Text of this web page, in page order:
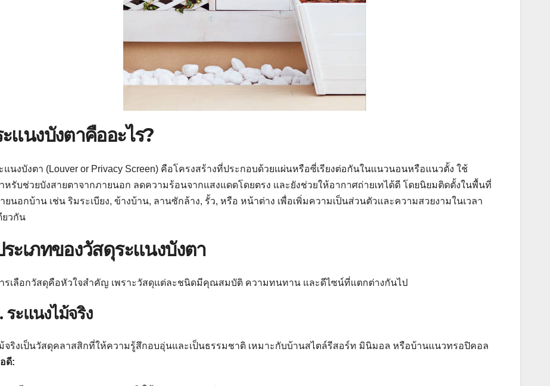
แนงบังตาคืออะไร?
แนงบังตา (Louver or Privacy Screen) คือโครงสร้างที่ประกอบด้วยแผ่นหรือซี่เรียงต่อกันในแนวนอนหรือแนวตั้ง ใช้
หรับช่วยบังสายตาจากภายนอก ลดความร้อนจากแสงแดดโดยตรง และยังช่วยให้อากาศถ่ายเทได้ดี โดยนิยมติดตั้งในพื้นที่
ยนอกบ้าน เช่น ริมระเบียง, ข้างบ้าน, ลานซักล้าง, รั้ว, หรือ หน้าต่าง เพื่อเพิ่มความเป็นส่วนตัวและความสวยงามในเวลา
ยวกัน
ะเภทของวัสดุระแนงบังตา
รเลือกวัสดุคือหัวใจสำคัญ เพราะวัสดุแต่ละชนิดมีคุณสมบัติ ความทนทาน และดีไซน์ที่แตกต่างกันไป
ระแนงไม้จริง
จริงเป็นวัสดุคลาสสิกที่ให้ความรู้สึกอบอุ่นและเป็นธรรมชาติ เหมาะกับบ้านสไตล์รีสอร์ท มินิมอล หรือบ้านแนวทรอปิคอล
ดี: